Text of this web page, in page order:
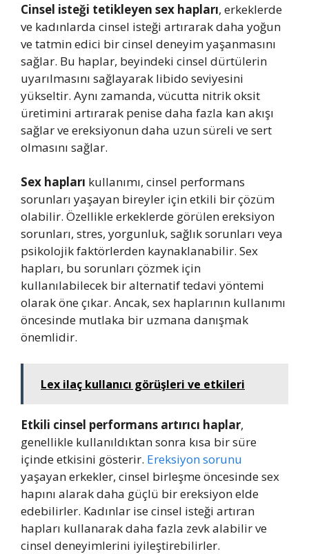
Cinsel isteği tetikleyen sex hapları, erkeklerde
ve kadınlarda cinsel isteği artırarak daha yoğun
ve tatmin edici bir cinsel deneyim yaşanmasını
sağlar. Bu haplar, beyindeki cinsel dürtülerin
uyarılmasını sağlayarak libido seviyesini
yükseltir. Aynı zamanda, vücutta nitrik oksit
üretimini artırarak penise daha fazla kan akışı
sağlar ve ereksiyonun daha uzun süreli ve sert
olmasını sağlar.
Sex hapları kullanımı, cinsel performans
sorunları yaşayan bireyler için etkili bir çözüm
olabilir. Özellikle erkeklerde görülen ereksiyon
sorunları, stres, yorgunluk, sağlık sorunları veya
psikolojik faktörlerden kaynaklanabilir. Sex
hapları, bu sorunları çözmek için
kullanılabilecek bir alternatif tedavi yöntemi
olarak öne çıkar. Ancak, sex haplarının kullanımı
öncesinde mutlaka bir uzmana danışmak
önemlidir.
Lex ilaç kullanıcı görüşleri ve etkileri
Etkili cinsel performans artırıcı haplar,
genellikle kullanıldıktan sonra kısa bir süre
içinde etkisini gösterir. Ereksiyon sorunu
yaşayan erkekler, cinsel birleşme öncesinde sex
hapını alarak daha güçlü bir ereksiyon elde
edebilirler. Kadınlar ise cinsel isteği artıran
hapları kullanarak daha fazla zevk alabilir ve
cinsel deneyimlerini iyileştirebilirler.